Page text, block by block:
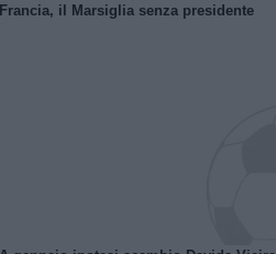
Francia, il Marsiglia senza presidente